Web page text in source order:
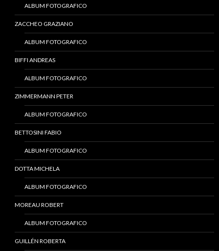
ALBUM FOTOGRAFICO
ZACCHEO GRAZIANO
ALBUM FOTOGRAFICO
BIFFI ANDREAS
ALBUM FOTOGRAFICO
ZIMMERMANN PETER
ALBUM FOTOGRAFICO
BETTOSINI FABIO
ALBUM FOTOGRAFICO
DOTTA MICHELA
ALBUM FOTOGRAFICO
MOREAU ROBERT
ALBUM FOTOGRAFICO
GUILLÉN ROBERTA